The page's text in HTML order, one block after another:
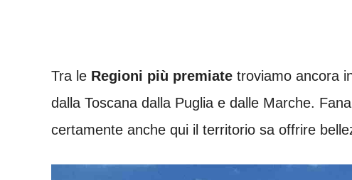
Tra le Regioni più premiate troviamo ancora
dalla Toscana dalla Puglia e dalle Marche.
certamente anche qui il territorio sa offrire